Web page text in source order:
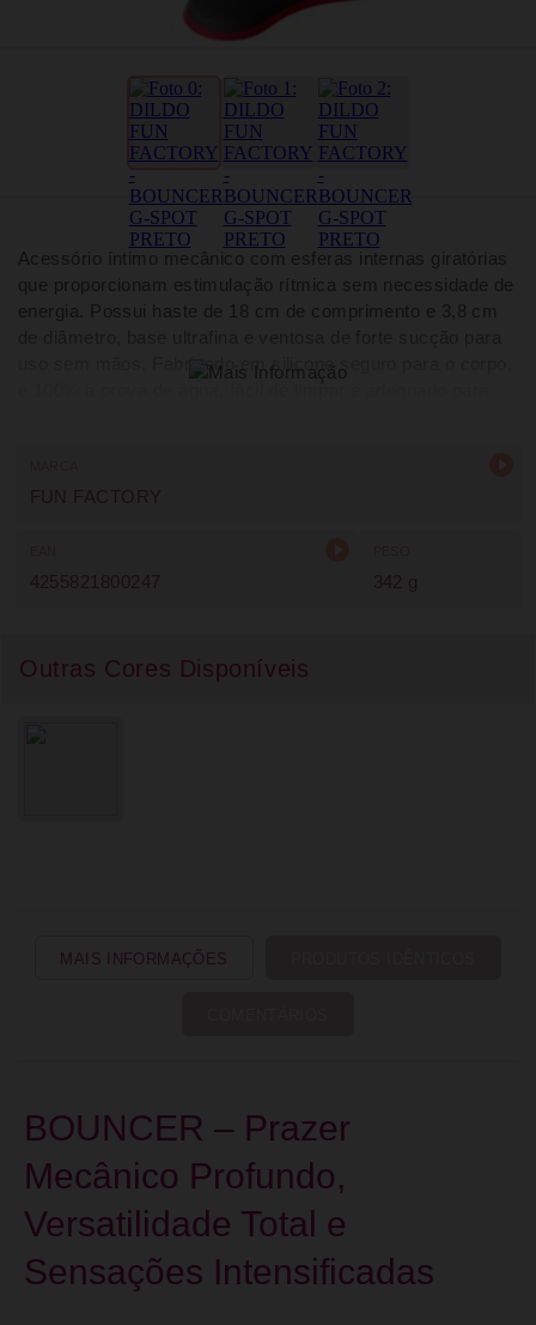
Acessório íntimo mecânico com esferas internas giratórias
que proporcionam estimulação rítmica sem necessidade de
energia. Possui haste de 18 cm de comprimento e 3,8 cm
uso sem mãos. Fabricado em silicone seguro para o corpo,
FUN FACTORY
4255821800247 342 g
Outras Cores Disponíveis
MAIS INFORMAÇÕES
BOUNCER – Prazer
Mecânico Profundo,
Versatilidade Total e
Sensações Intensificadas